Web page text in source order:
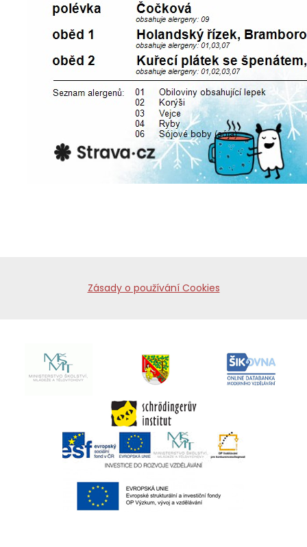
Zásady o používání Cookies